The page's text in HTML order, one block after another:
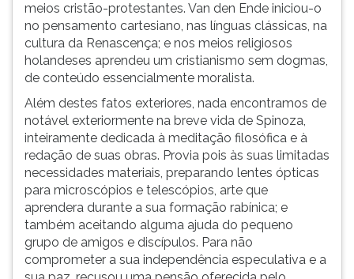
meios cristão-protestantes. Van den Ende iniciou-o
no pensamento cartesiano, nas línguas clássicas, na
cultura da Renascença; e nos meios religiosos
holandeses aprendeu um cristianismo sem dogmas,
de conteúdo essencialmente moralista.
Além destes fatos exteriores, nada encontramos de
notável exteriormente na breve vida de Spinoza,
inteiramente dedicada à meditação filosófica e à
redação de suas obras. Provia pois às suas limitadas
necessidades materiais, preparando lentes ópticas
para microscópios e telescópios, arte que
aprendera durante a sua formação rabínica; e
também aceitando alguma ajuda do pequeno
grupo de amigos e discípulos. Para não
comprometer a sua independência especulativa e a